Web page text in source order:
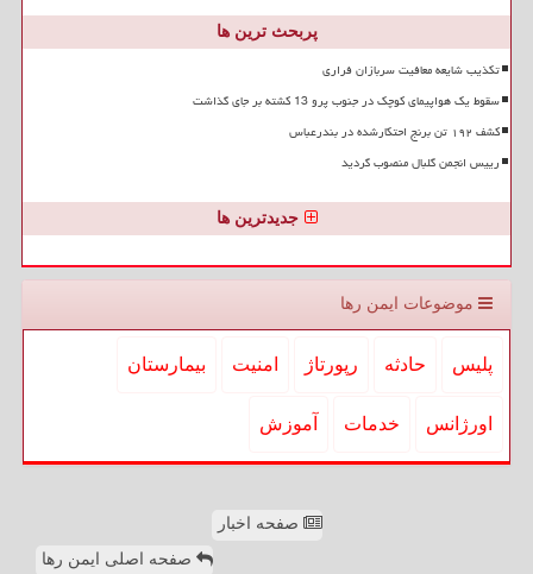
پربحث ترین ها
تکذیب شایعه معافیت سربازان فراری
سقوط یک هواپیمای کوچک در جنوب پرو 13 کشته بر جای گذاشت
کشف ۱۹۲ تن برنج احتکارشده در بندرعباس
رییس انجمن گلبال منصوب گردید
جدیدترین ها
موضوعات ایمن رها
پلیس حادثه رپورتاژ امنیت بیمارستان
اورژانس خدمات آموزش
صفحه اخبار
صفحه اصلی ایمن رها